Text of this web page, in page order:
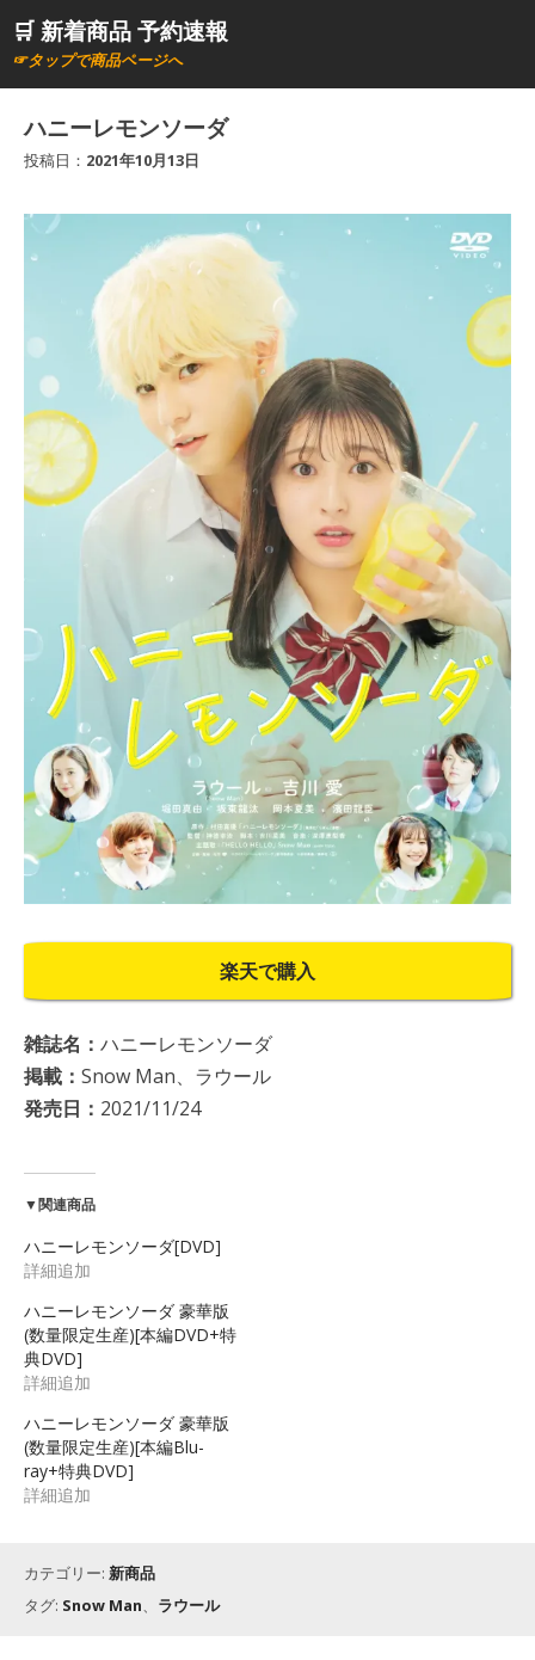
ン🛒 新着商品 予約速報
☞タップで商品ページへ
ハニーレモンソーダ
投稿日： 2021年10月13日
楽天で購入
雑誌名： ハニーレモンソーダ
掲載： Snow Man、ラウール
発売日： 2021/11/24
▼関連商品
ハニーレモンソーダ[DVD]
詳細追加
ハニーレモンソーダ 豪華版
(数量限定生産)[本編DVD+特
典DVD]
詳細追加
ハニーレモンソーダ 豪華版
(数量限定生産)[本編Blu-
ray+特典DVD]
詳細追加
カテゴリー: 新商品
タグ: Snow Man、 ラウール